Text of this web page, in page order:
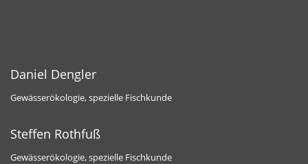
Daniel Dengler
Gewässerökologie, spezielle Fischkunde
Steffen Rothfuß
Gewässerökologie, spezielle Fischkunde